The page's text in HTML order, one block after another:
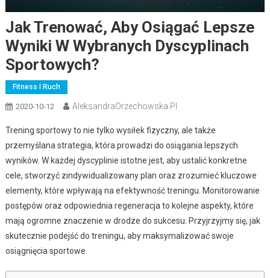
Jak Trenować, Aby Osiągać Lepsze
Wyniki W Wybranych Dyscyplinach
Sportowych?
Fitness I Ruch
2020-10-12 AleksandraOrzechowska.pl
Trening sportowy to nie tylko wysiłek fizyczny, ale także
przemyślana strategia, która prowadzi do osiągania lepszych
wyników. W każdej dyscyplinie istotne jest, aby ustalić konkretne
cele, stworzyć zindywidualizowany plan oraz zrozumieć kluczowe
elementy, które wpływają na efektywność treningu. Monitorowanie
postępów oraz odpowiednia regeneracja to kolejne aspekty, które
mają ogromne znaczenie w drodze do sukcesu. Przyjrzyjmy się, jak
skutecznie podejść do treningu, aby maksymalizować swoje
osiągnięcia sportowe.